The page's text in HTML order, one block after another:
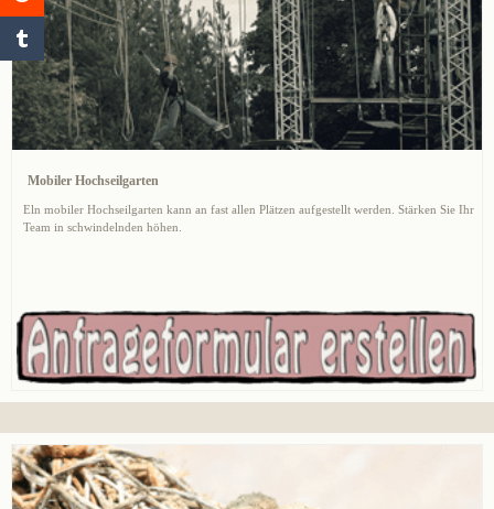
Mobiler Hochseilgarten
Eln mobiler Hochseilgarten kann an fast allen Plätzen aufgestellt werden. Stärken Sie Ihr
Team in schwindelnden höhen.